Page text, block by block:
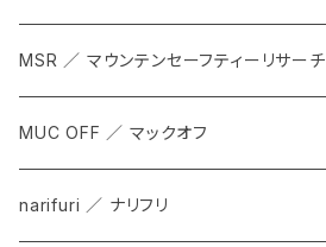
MSR ／ マウンテンセーフティーリサーチ
MUC OFF ／ マックオフ
narifuri ／ ナリフリ